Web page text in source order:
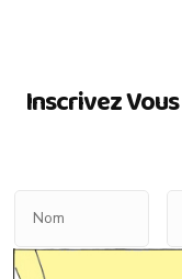
Inscrivez